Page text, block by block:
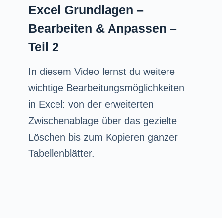
Excel Grundlagen –
Bearbeiten & Anpassen –
Teil 2
In diesem Video lernst du weitere
wichtige Bearbeitungsmöglichkeiten
in Excel: von der erweiterten
Zwischenablage über das gezielte
Löschen bis zum Kopieren ganzer
Tabellenblätter.